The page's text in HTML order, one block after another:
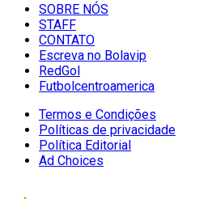
SOBRE NÓS
STAFF
CONTATO
Escreva no Bolavip
RedGol
Futbolcentroamerica
Termos e Condições
Políticas de privacidade
Política Editorial
Ad Choices